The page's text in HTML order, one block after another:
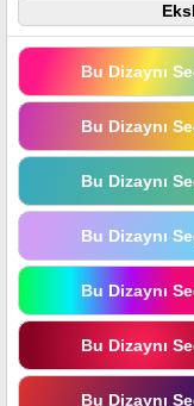
Bu Dizaynı
Bu Dizaynı
Bu Dizaynı
Bu Dizaynı
Bu Dizaynı
Bu Dizaynı
Bu Dizaynı